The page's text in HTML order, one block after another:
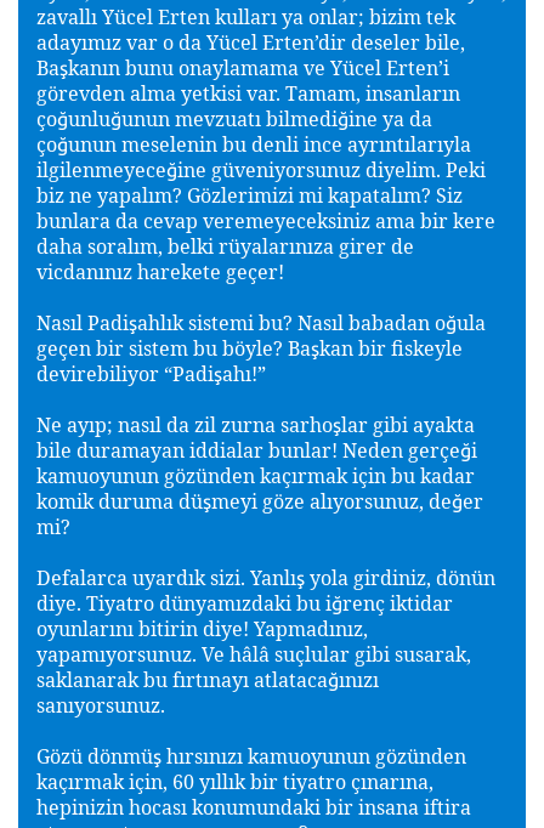
zavallı Yücel Erten kulları ya onlar; bizim tek
adayımız var o da Yücel Erten’dir deseler bile,
Başkanın bunu onaylamama ve Yücel Erten’i
görevden alma yetkisi var. Tamam, insanların
çoğunluğunun mevzuatı bilmediğine ya da
çoğunun meselenin bu denli ince ayrıntılarıyla
ilgilenmeyeceğine güveniyorsunuz diyelim. Peki
biz ne yapalım? Gözlerimizi mi kapatalım? Siz
bunlara da cevap veremeyeceksiniz ama bir kere
daha soralım, belki rüyalarınıza girer de
vicdanınız harekete geçer!
Nasıl Padişahlık sistemi bu? Nasıl babadan oğula
geçen bir sistem bu böyle? Başkan bir fiskeyle
devirebiliyor “Padişahı!”
Ne ayıp; nasıl da zil zurna sarhoşlar gibi ayakta
bile duramayan iddialar bunlar! Neden gerçeği
kamuoyunun gözünden kaçırmak için bu kadar
komik duruma düşmeyi göze alıyorsunuz, değer
mi?
Defalarca uyardık sizi. Yanlış yola girdiniz, dönün
diye. Tiyatro dünyamızdaki bu iğrenç iktidar
oyunlarını bitirin diye! Yapmadınız,
yapamıyorsunuz. Ve hâlâ suçlular gibi susarak,
saklanarak bu fırtınayı atlatacağınızı
sanıyorsunuz.
Gözü dönmüş hırsınızı kamuoyunun gözünden
kaçırmak için, 60 yıllık bir tiyatro çınarına,
hepinizin hocası konumundaki bir insana iftira